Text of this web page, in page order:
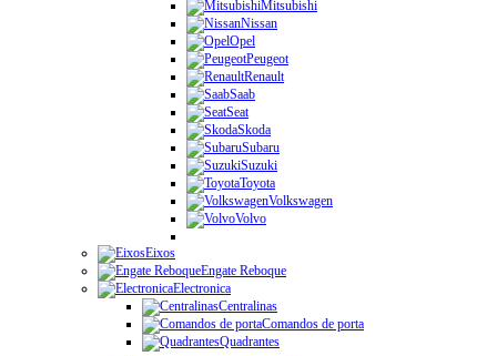
Mitsubishi
Nissan
Opel
Peugeot
Renault
Saab
Seat
Skoda
Subaru
Suzuki
Toyota
Volkswagen
Volvo
Eixos
Engate Reboque
Electronica
Centralinas
Comandos de porta
Quadrantes